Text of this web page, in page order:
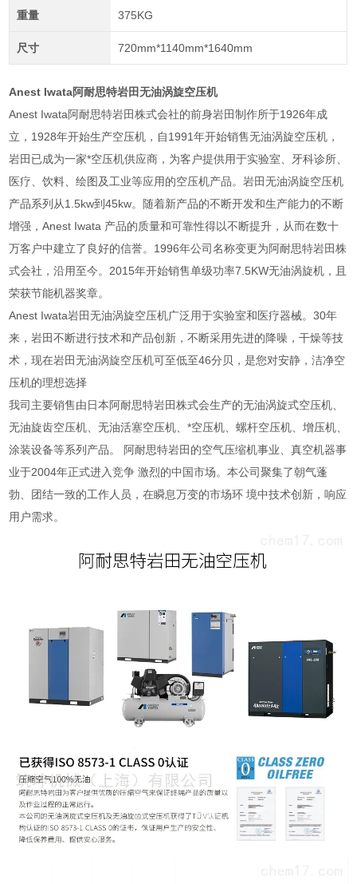
重量 375KG
尺寸 720mm*1140mm*1640mm
Anest Iwata阿耐思特岩田无油涡旋空压机
Anest Iwata阿耐思特岩田株式会社的前身岩田制作所于1926年成
立，1928年开始生产空压机，自1991年开始销售无油涡旋空压机，
岩田已成为一家*空压机供应商，为客户提供用于实验室、牙科诊所、
医疗、饮料、绘图及工业等应用的空压机产品。岩田无油涡旋空压机
产品系列从1.5kw到45kw。随着新产品的不断开发和生产能力的不断
增强，Anest Iwata 产品的质量和可靠性得以不断提升，从而在数十
万客户中建立了良好的信誉。1996年公司名称变更为阿耐思特岩田株
式会社，沿用至今。2015年开始销售单级功率7.5KW无油涡旋机，且
荣获节能机器奖章。
Anest Iwata岩田无油涡旋空压机广泛用于实验室和医疗器械。30年
来，岩田不断进行技术和产品创新，不断采用先进的降噪，干燥等技
术，现在岩田无油涡旋空压机可至低至46分贝，是您对安静，洁净空
压机的理想选择
我司主要销售由日本阿耐思特岩田株式会生产的无油涡旋式空压机、
无油旋齿空压机、无油活塞空压机、*空压机、螺杆空压机、增压机、
涂装设备等系列产品。 阿耐思特岩田的空气压缩机事业、真空机器事
业于2004年正式进入竞争 激烈的中国市场。本公司聚集了朝气蓬
勃、团结一致的工作人员，在瞬息万变的市场环 境中技术创新，响应
用户需求。